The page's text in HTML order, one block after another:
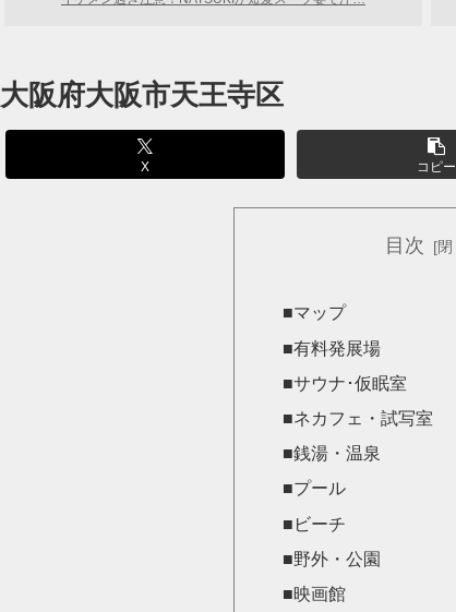
大阪府大阪市天王寺区
X コピー
目次
■マップ
■有料発展場
■サウナ･仮眠室
■ネカフェ・試写室
■銭湯・温泉
■プール
■ビーチ
■野外・公園
■映画館